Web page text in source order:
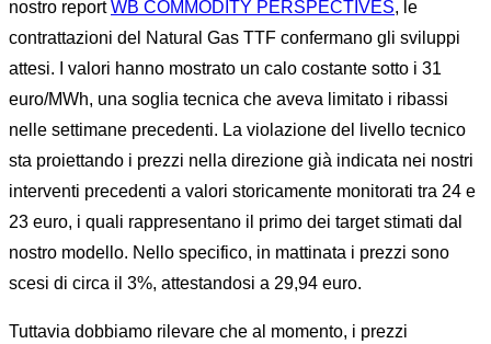
nostro reportWB COMMODITY PERSPECTIVES, le
contrattazioni del Natural Gas TTF confermano gli sviluppi
attesi. I valori hanno mostrato un calo costante sotto i 31
euro/MWh, una soglia tecnica che aveva limitato i ribassi
nelle settimane precedenti. La violazione del livello tecnico
sta proiettando i prezzi nella direzione già indicata nei nostri
interventi precedenti a valori storicamente monitorati tra 24 e
23 euro, i quali rappresentano il primo dei target stimati dal
nostro modello. Nello specifico, in mattinata i prezzi sono
scesi di circa il 3%, attestandosi a 29,94 euro.
Tuttavia dobbiamo rilevare che al momento, i prezzi